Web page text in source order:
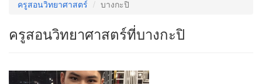
ครูสอนวิทยาศาสตร์ บางกะปิ
ครูสอนวิทยาศาสตร์ที่บางกะปิ